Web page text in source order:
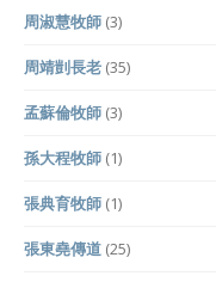
周淑慧牧師 (3)
周靖剴長老 (35)
孟蘇倫牧師 (3)
孫大程牧師 (1)
張典育牧師 (1)
張東堯傳道 (25)